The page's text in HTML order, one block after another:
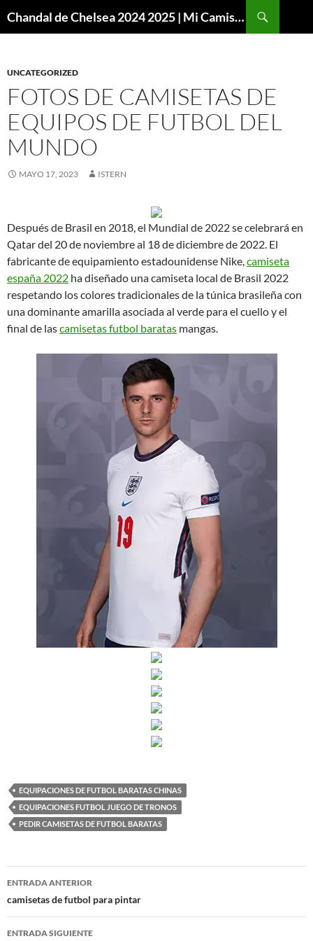
Chandal de Chelsea 2024 2025 | Mi Camiseta Futbol
UNCATEGORIZED
FOTOS DE CAMISETAS DE
EQUIPOS DE FUTBOL DEL
MUNDO
MAYO 17, 2023 ISTERN
Después de Brasil en 2018, el Mundial de 2022 se celebrará en
Qatar del 20 de noviembre al 18 de diciembre de 2022. El
fabricante de equipamiento estadounidense Nike,camiseta
españa 2022 ha diseñado una camiseta local de Brasil 2022
respetando los colores tradicionales de la túnica brasileña con
una dominante amarilla asociada al verde para el cuello y el
final de lascamisetas futbol baratas mangas.
EQUIPACIONES DE FUTBOL BARATAS CHINAS
EQUIPACIONES FUTBOL JUEGO DE TRONOS
PEDIR CAMISETAS DE FUTBOL BARATAS
Navegación
de
entradas
ENTRADA ANTERIOR
camisetas de futbol para pintar
ENTRADA SIGUIENTE